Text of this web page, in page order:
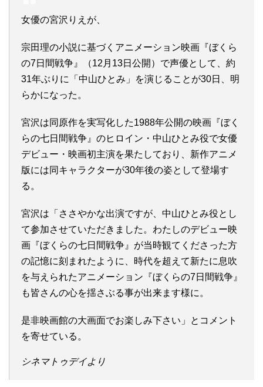
女優の宮沢りえが、
宗田理の小説に基づくアニメーション映画『ぼくら
の7日間戦争』（12月13日公開）で声優として、約
31年ぶりに「中山ひとみ」を演じることが30日、明
らかになった。
宮沢は同原作を実写化した1988年公開の映画『ぼく
らの七日間戦争』のヒロイン・中山ひとみ役で女優
デビュー・映画初主演を果たしており、新作アニメ
版には同キャラクターが30年後の姿として登場す
る。
宮沢は「ささやかな出演ですが、中山ひとみ役とし
て参加させていただきました。わたしのデビュー映
画『ぼくらの七日間戦争』が当時観てくださった方
の記憶に刻まれたように、時代を超えて新たに息吹
を与えられたアニメーション『ぼくらの7日間戦争』
も皆さんの心を揺さぶる事が出来ます様に。
是非映画館の大画面でお楽しみ下さい」とコメント
を寄せている。
シネマトゥデイより